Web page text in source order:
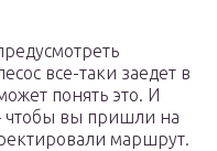
все-таки заедет в
понять это. И
чтобы вы пришли на
маршрут.